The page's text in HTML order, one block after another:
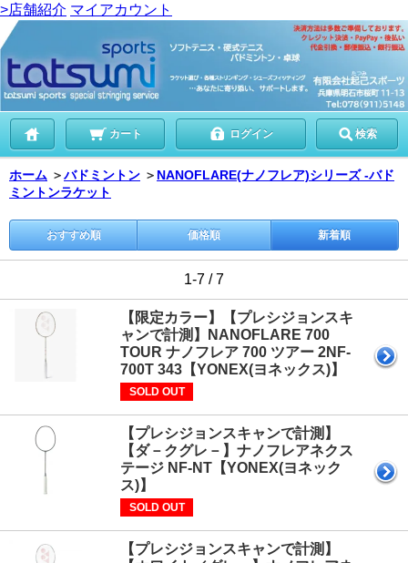
>店舗紹介 マイアカウント
カート ログイン 検索
ホーム ＞バドミントン ＞ NANOFLARE(ナノフレア)シリーズ -バド
ミントンラケット
おすすめ順 価格順 新着順
1-7 / 7
【限定カラー】【プレシジョンスキ
ャンで計測】NANOFLARE 700
TOUR ナノフレア 700 ツアー 2NF-
700T 343【YONEX(ヨネックス)】
SOLD OUT
【プレシジョンスキャンで計測】
【ダ－クグレ－】ナノフレアネクス
テージ NF-NT【YONEX(ヨネック
ス)】
SOLD OUT
【プレシジョンスキャンで計測】